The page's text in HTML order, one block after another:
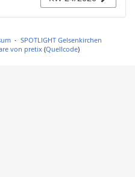
SPOTLIGHT Gelsenkirchen
von pretix(Quellcode)